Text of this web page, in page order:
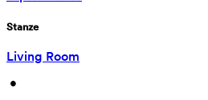
Stanze
Living Room
•